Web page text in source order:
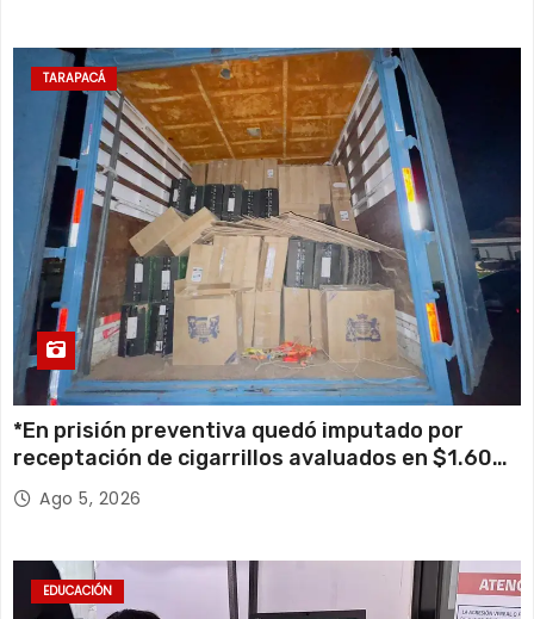
TARAPACÁ
*En prisión preventiva quedó imputado por
receptación de cigarrillos avaluados en $1.600
millones*
Ago 5, 2026
EDUCACIÓN